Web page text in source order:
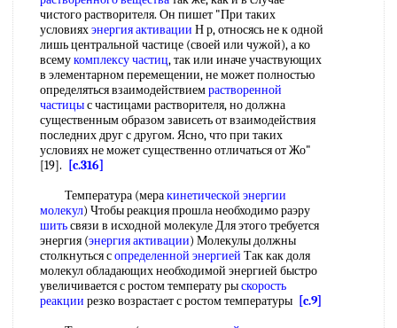
чистого растворителя. Он пишет "При таких
условияхэнергия активации Н р, относясь не к одной
лишь центральной частице (своей или чужой), а ко
всемукомплексу частиц, так или иначе участвующих
в элементарном перемещении, не может полностью
определяться взаимодействиемрастворенной
частицыс частицами растворителя, но должна
существенным образом зависеть от взаимодействия
последних друг с другом. Ясно, что при таких
условиях не может существенно отличаться от Жо"
[19].
[c.316]
Температура (меракинетической энергии
молекул) Чтобы реакция прошла необходимо раэру
шитьсвязи в исходной молекуле Для этого требуется
энергия (энергия активации) Молекулы должны
столкнуться сопределенной энергией Так как доля
молекул обладающих необходимой энергией быстро
увеличивается с ростом температу рыскорость
реакции резко возрастает с ростом температуры [c.9]